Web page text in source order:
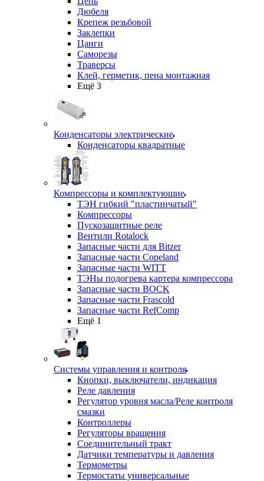
Дюбеля
Крепеж резьбовой
Заклепки
Цанги
Саморезы
Траверсы
Клей, герметик, пена монтажная
Ещё 3
Конденсаторы электрические
Конденсаторы квадратные
Компрессоры и комплектующие
ТЭН гибкий "пластинчатый"
Компрессоры
Пускозащитные реле
Вентили Rotalock
Запасные части для Bitzer
Запасные части Copeland
Запасные части WITT
ТЭНы подогрева картера компрессора
Запасные части BOCK
Запасные части Frascold
Запасные части RefComp
Ещё 1
Системы управления и контроля
Кнопки, выключатели, индикация
Реле давления
Регулятор уровня масла/Реле контроля
смазки
Контроллеры
Регуляторы вращения
Соединительный тракт
Датчики температуры и давления
Термометры
Термостаты универсальные